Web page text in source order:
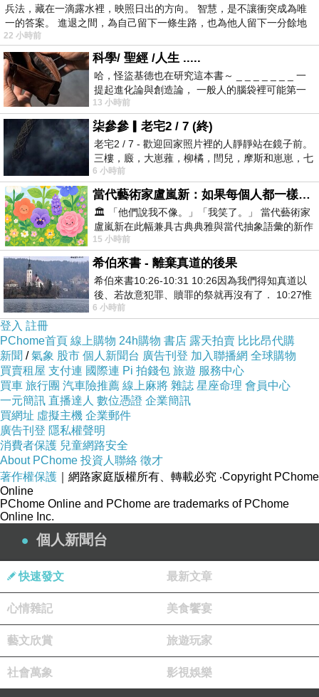
崽崽我不知道他們到底有沒有把螺絲給鎖好
因為
崽崽在掃地時
意外掃到好幾顆螺絲
然後
崽崽就抬頭看了一下冷氣
心想
不會等一下我拖地時直接掉下來吧？
/
將近五天
沒睡飽的下場就是
眼睛紅到都成了血輪眼
整個人很累
但也有點亢奮
意料之中的意外
就是
Ｘ澎的人今天都沒來找罵
情緒不用瀕臨爆炸
/
公司某間店
將杯扣的錢拿走
兵法，藏在一滴露水裡，映照日出的方向。 智慧，是不讓衝突成為唯
一的答案。 進退之間，為自己留下一條生路，也為他人留下一分餘地
22 小時前
科學/ 聖經 /人生 .....
哈，怪盜基德也在研究這本書～ _ _ _ _ _ _ _ 一
提起進化論與創造論， 一般人的腦袋裡可能第一
時間就有「 進化論很科
13 小時前
柒參參▎老宅2 / 7 (終)
老宅2 / 7 - 歡迎回家照片裡的人靜靜站在鏡子前。
三樓，廄，大崽蕥，柳橘，閆兒，摩斯和崽崽，七
個人整整齊齊地站在鏡框之外，如同
6 小時前
當代藝術家盧嵐新：如果每個人都一樣，這世界該有多無聊？
🏛️ 「他們說我不像。」「我笑了。」 當代藝術家
盧嵐新在此幅兼具古典典雅與當代抽象語彙的新作
中，以沈靜的藍色空間為背景，描繪了
15 小時前
希伯來書 - 離棄真道的後果
希伯來書10:26-10:31 10:26因為我們得知真道以
後、若故意犯罪、贖罪的祭就再沒有了． 10:27惟
有戰懼等候審判和那燒滅眾敵人的烈火
6 小時前
登入 註冊
PChome首頁 線上購物 24h購物 書店 露天拍賣 比比昂代購
新聞 /氣象 股市 個人新聞台 廣告刊登 加入聯播網 全球購物
買賣租屋 支付連 國際連 Pi 拍錢包 旅遊 服務中心
買車 旅行團 汽車險推薦 線上麻將 雜誌 星座命理 會員中心
一元簡訊 直播達人 數位憑證 企業簡訊
買網址 虛擬主機 企業郵件
廣告刊登 隱私權聲明
消費者保護 兒童網路安全
About PChome 投資人聯絡 徵才
著作權保護 ｜網路家庭版權所有、轉載必究 ‧Copyright PChome
Online
PChome Online and PChome are trademarks of PChome
Online Inc.
個人新聞台
快速發文 最新文章
心情雜記 美食饗宴
藝文欣賞 旅遊玩家
社會萬象 影視娛樂